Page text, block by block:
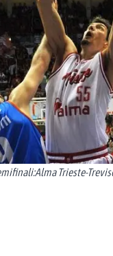
Trieste-